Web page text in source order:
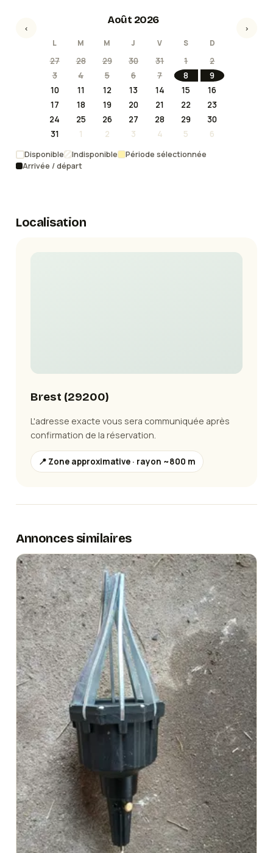
‹
Août 2026
L M M J V S D
27 28 29 30 31 1
2
3
4 5 6 7 8
9
10
11 12 13 14 15
16
17
18 19 20 21 22
23
24
25 26 27 28 29
30
31
1 2 3 4 5 6
›
Disponible Indisponible
Période sélectionnée
Arrivée / départ
Localisation
Brest (29200)
L'adresse exacte vous sera communiquée après
confirmation de la réservation.
📍 Zone approximative · rayon ~800 m
Annonces similaires